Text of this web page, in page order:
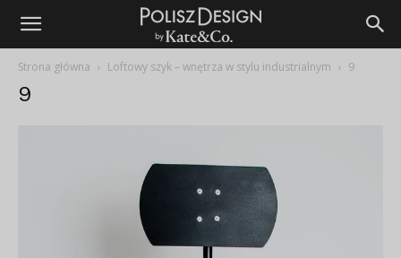
Strona główna Loftowy szyk – wnętrza w stylu industrialnym 9
9